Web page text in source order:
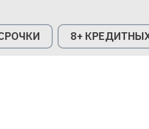
8+